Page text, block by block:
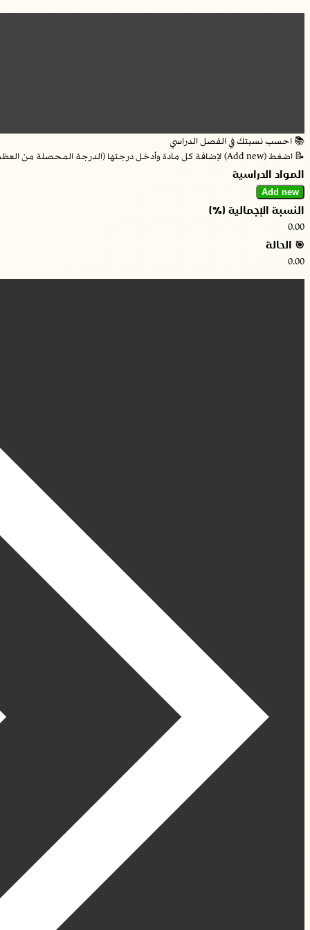
Skip
📚 احسب نسبتك في الفصل الدراسي
📝 اضغط (Add new) لإضافة كل مادة وأدخل درجتها (الدرجة المحصلة من العظمى)
المواد الدراسية
Add new
النسبة الإجمالية (%)
0.00
🎯 الحالة
0.00